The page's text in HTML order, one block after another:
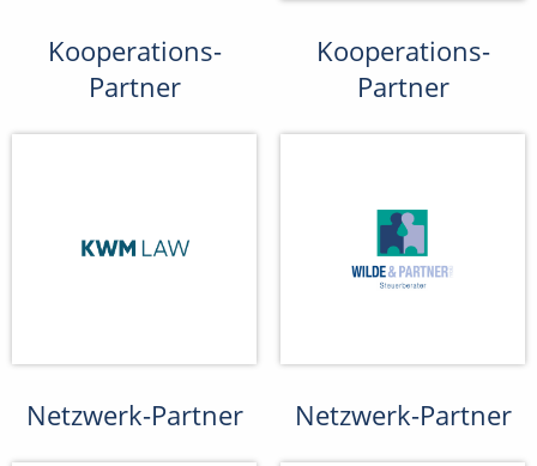
Kooperations-
Partner
Kooperations-
Partner
Netzwerk-Partner Netzwerk-Partner